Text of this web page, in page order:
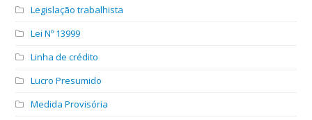
Legislação trabalhista
Lei Nº 13999
Linha de crédito
Lucro Presumido
Medida Provisória